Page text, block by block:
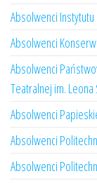
Absolwenci Instytutu
Absolwenci
Absolwenci
Teatralnej im. Leona
Absolwenci
Absolwenci
Absolwenci